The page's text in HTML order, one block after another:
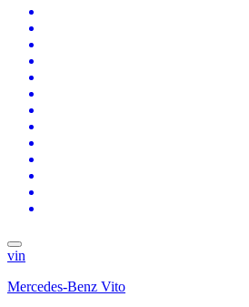
vin
Mercedes-Benz Vito